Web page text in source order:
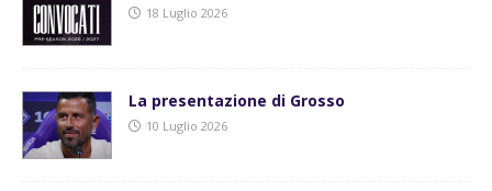
18 Luglio 2026
La presentazione di Grosso
10 Luglio 2026